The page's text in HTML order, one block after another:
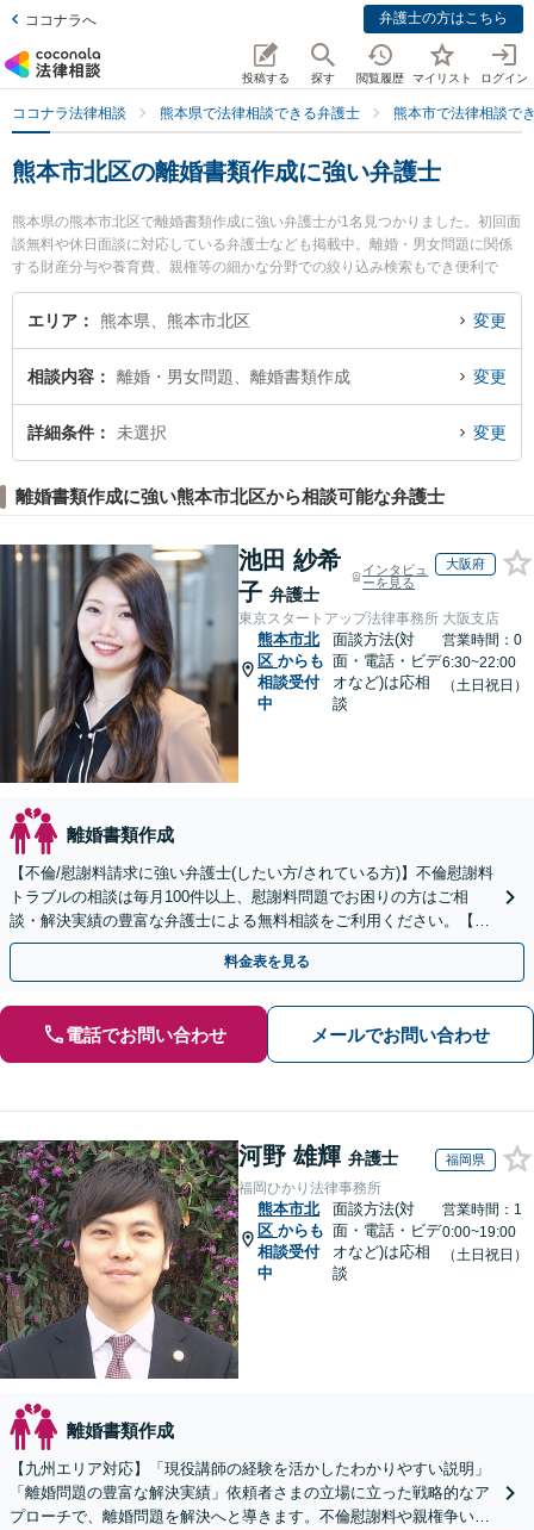
ココナラへ 弁護士の方はこちら
投稿する 探す 閲覧履歴 マイリスト ログイン
ココナラ法律相談 熊本県で法律相談できる弁護士 熊本市で法律相談で
熊本市北区の離婚書類作成に強い弁護士
熊本県の熊本市北区で離婚書類作成に強い弁護士が1名見つかりました。初回面
談無料や休日面談に対応している弁護士なども掲載中。離婚・男女問題に関係
する財産分与や養育費、親権等の細かな分野での絞り込み検索もでき便利で
す。特に熊本ひかり法律事務所の小玉 晃嗣弁護士のプロフィール情報や弁護士
費用、強みなどが注目されています。『熊本市北区で土日や夜間に発生した離
作成を法律相談できる熊本市北区内の弁護士に相談予約したい』などでお困り
の相談者さんにおすすめです。
エリア 熊本県、熊本市北区 変更
相談内容 離婚・男女問題、離婚書類作成 変更
詳細条件 未選択 変更
離婚書類作成に強い熊本市北区から相談可能な弁護士
池田 紗希
子 弁護士
インタビュ
ーを見る
大阪府
東京スタートアップ法律事務所 大阪支店
熊本市北
区 からも
相談受付
中
面談方法(対
面・電話・ビデ
オなど)は応相
談
営業時間：0
6:30~22:00
（土日祝日）
離婚書類作成
【不倫/慰謝料請求に強い弁護士(したい方/されている方)】不倫慰謝料
トラブルの相談は毎月100件以上、慰謝料問題でお困りの方はご相
談・解決実績の豊富な弁護士による無料相談をご利用ください。【不
倫相談は初回0円】【全国対応】
料金表を見る
電話でお問い合わせ メールでお問い合わせ
河野 雄輝 弁護士 福岡県
福岡ひかり法律事務所
熊本市北
区 からも
相談受付
中
面談方法(対
面・電話・ビデ
オなど)は応相
談
営業時間：1
0:00~19:00
（土日祝日）
離婚書類作成
【九州エリア対応】「現役講師の経験を活かしたわかりやすい説明」
「離婚問題の豊富な解決実績」依頼者さまの立場に立った戦略的なア
プローチで、離婚問題を解決へと導きます。不倫慰謝料や親権争い、